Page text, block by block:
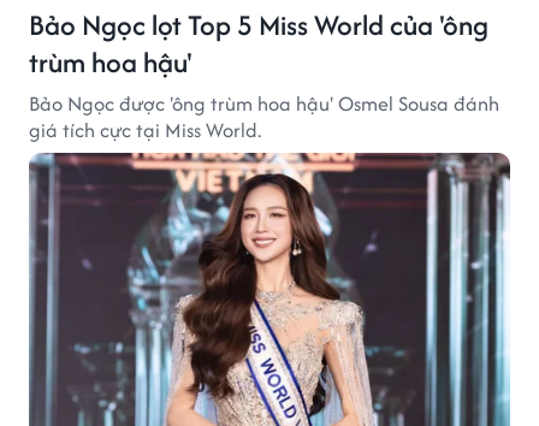
Bảo Ngọc lọt Top 5 Miss World của 'ông
trùm hoa hậu'
Bảo Ngọc được 'ông trùm hoa hậu' Osmel Sousa đánh
giá tích cực tại Miss World.